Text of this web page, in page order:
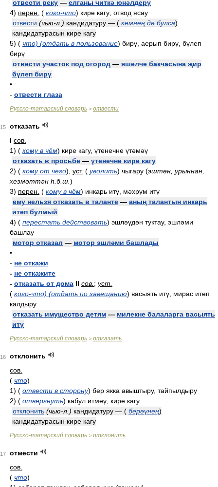
отвести реку — елганы читкә юнәлдерү
4) перен. ( кого-что) кире кагу; отвод ясау
отвести (чью-л.) кандидатуру — ( кемнең дә булса)
кандидатурасын кире кагу
5) ( что) (отдать в пользование) бирү, аерып бирү, бүлеп
бирү
отвести участок под огород — яшелчә бакчасына җир
бүлеп бирү
•
- отвести глаза
Русско-татарский словарь > отвести
15
отказать
I сов.
1) ( кому в чём) кире кагу, үтенечне үтәмәү
отказать в просьбе — үтенечне кире кагу
2) ( кому от чего) уст. ( уволить) чыгару (эштән, урыннан,
хезмәттән һ.б.ш. )
3) перен. ( кому в чём) инкарь итү, мәхрүм итү
ему нельзя отказать в таланте — аның талантын инкарь
итеп булмый
4) ( перестать действовать) эшләүдән туктау, эшләми
башлау
мотор отказал — мотор эшләми башлады
•
- не откажи
- не откажите
- отказать от дома II сов. ; уст.
( кого-что) (отдать по завещанию) васыять итү, мирас итеп
калдыру
отказать имущество детям — милекне балаларга васыять
итү
Русско-татарский словарь > отказать
16
отклонить
сов.
( что)
1) ( отвести в сторону) бер якка авыштыру, тайпылдыру
2) ( отвергнуть) кабул итмәү, кире кагу
отклонить (чью-л.) кандидатуру — ( берәүнең)
кандидатурасын кире кагу
Русско-татарский словарь > отклонить
17
отмести
сов.
( что)